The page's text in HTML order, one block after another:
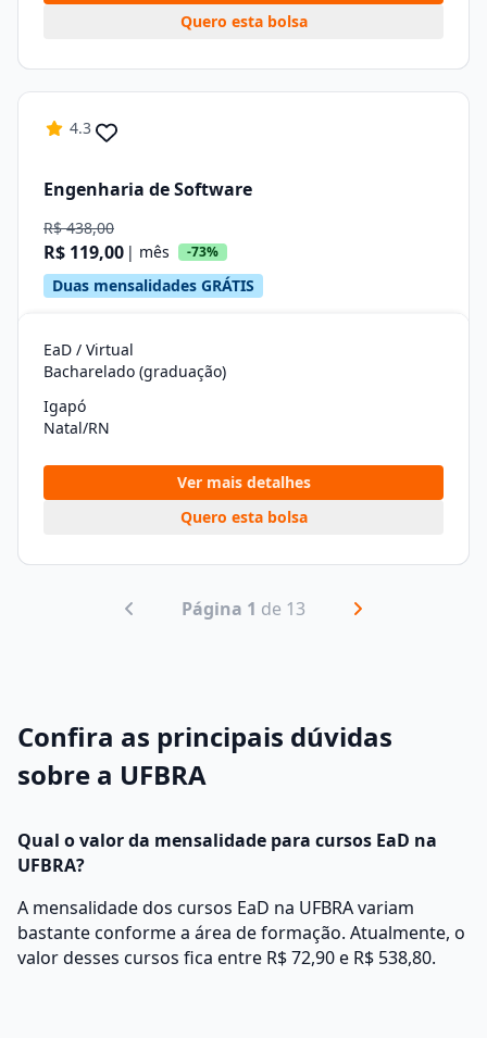
Quero esta bolsa
4.3
Engenharia de Software
R$ 438,00
R$ 119,00 | mês -73%
Duas mensalidades GRÁTIS
EaD / Virtual
Bacharelado (graduação)
Igapó
Natal/RN
Ver mais detalhes
Quero esta bolsa
Página 1 de 13
Confira as principais dúvidas
sobre a UFBRA
Qual o valor da mensalidade para cursos EaD na
UFBRA?
A mensalidade dos cursos EaD na UFBRA variam
bastante conforme a área de formação. Atualmente, o
valor desses cursos fica entre R$ 72,90 e R$ 538,80.